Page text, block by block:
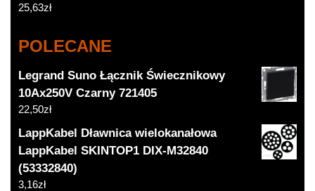
25,63zł
POLECANE
Legrand Suno Łącznik Świecznikowy
10Ax250V Czarny 721405
22,50zł
LappKabel Dławnica wielokanałowa
LappKabel SKINTOP1 DIX-M32840
(53332840)
3,16zł